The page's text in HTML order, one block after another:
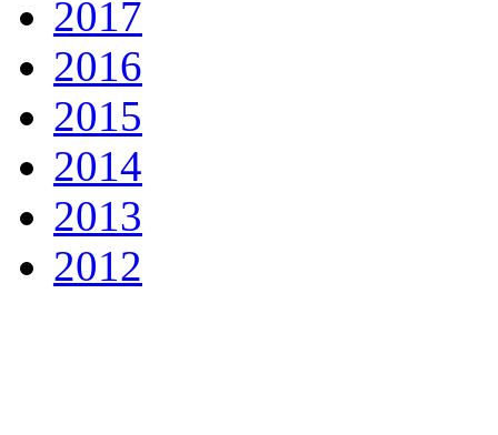
2017
2016
2015
2014
2013
2012